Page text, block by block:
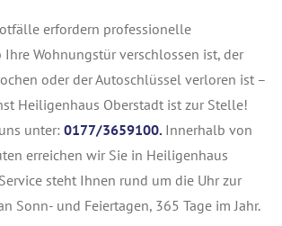
erfordern professionelle
Wohnungstür verschlossen ist, der
oder der Autoschlüssel verloren ist –
Heiligenhaus Oberstadt ist zur Stelle!
unter: 0177/3659100. Innerhalb von
erreichen wir Sie in Heiligenhaus
steht Ihnen rund um die Uhr zur
Sonn- und Feiertagen, 365 Tage im Jahr.